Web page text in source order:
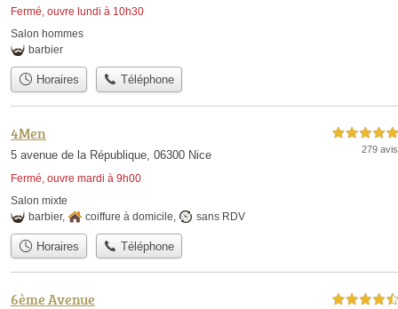
Fermé, ouvre lundi à 10h30
Salon hommes
barbier
Horaires Téléphone
4Men
5 avenue de la République, 06300 Nice
Fermé, ouvre mardi à 9h00
5,0 étoiles sur 5
279 avis
Salon mixte
barbier, coiffure à domicile sans RDV
Horaires Téléphone
6ème Avenue 4,5 étoiles sur 5